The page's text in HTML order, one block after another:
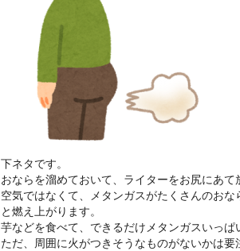
下ネタです。
おならを溜めておいて、ライターをお尻にあて
空気ではなくて、メタンガスがたくさんのおな
と燃え上がります。
芋などを食べて、できるだけメタンガスいっぱ
ただ、周囲に火がつきそうなものがないかは要